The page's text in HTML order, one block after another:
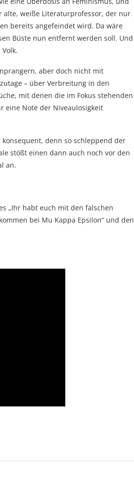
alte, weiße Literaturprofessor, der nur
bereits angefeindet wird. Da wäre
Büste nun entfernt werden soll. Und
aber doch nicht mit
– über Verbreitung in den
mit denen die im Fokus stehenden
eine Note der Niveaulosigkeit
denn so schleppend der
stößt einen dann auch noch vor den
an.
„Ihr habt euch mit den falschen
bei Mu Kappa Epsilon“ und den